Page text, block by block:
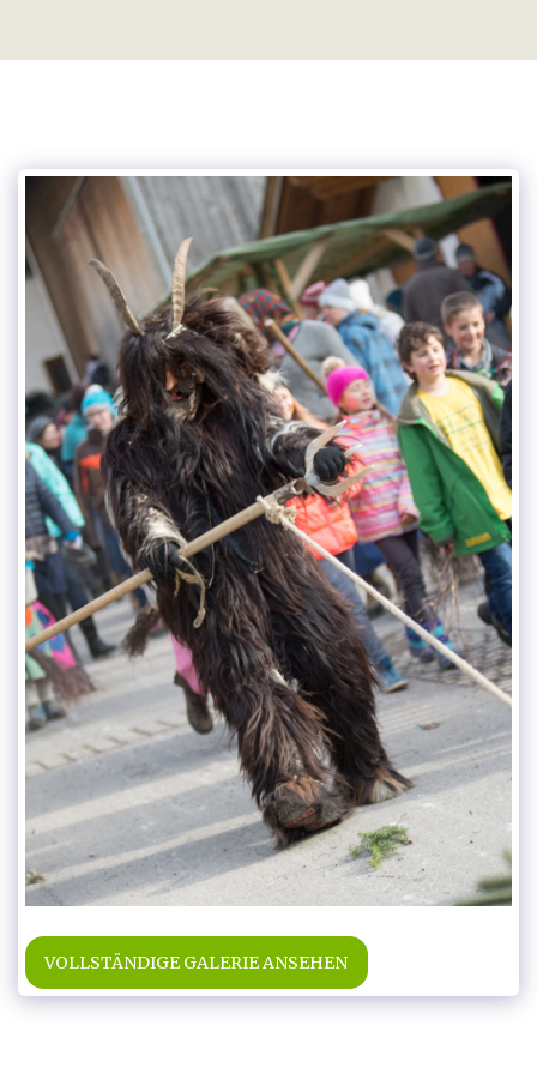
VOLLSTÄNDIGE GALERIE ANSEHEN